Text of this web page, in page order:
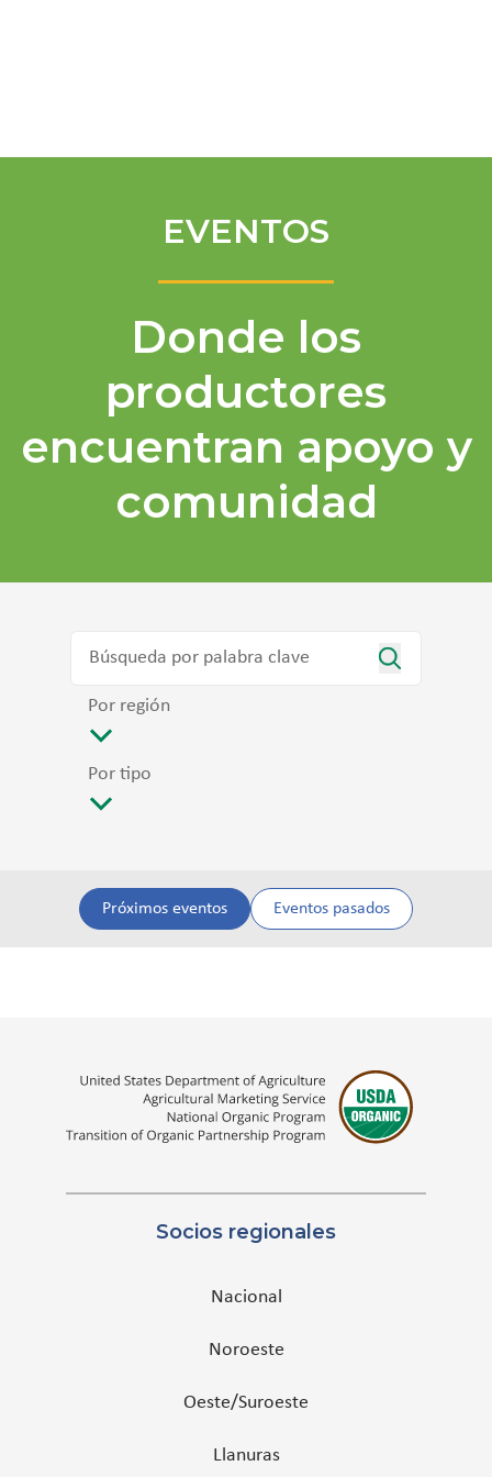
EVENTOS
Donde los
productores
encuentran apoyo y
comunidad
Por región
Por tipo
Próximos eventos Eventos pasados
Socios regionales
Nacional
Noroeste
Oeste/Suroeste
Llanuras